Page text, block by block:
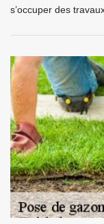
s’occuper des